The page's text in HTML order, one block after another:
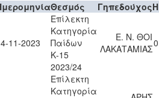
Θεσμός ΓηπεδούχοςH
11-2023
Επίλεκτη
Κατηγορία
Παίδων
Κ-15
2023/24
Ε. Ν. ΘΟΙ
ΛΑΚΑΤΑΜΙΑΣ0
Επίλεκτη
Κατηγορία